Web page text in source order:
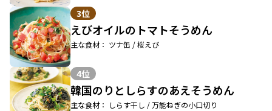
3位
えびオイルのトマトそうめん
主な食材： ツナ缶 / 桜えび
4位
韓国のりとしらすのあえそうめん
主な食材： しらす干し / 万能ねぎの小口切り